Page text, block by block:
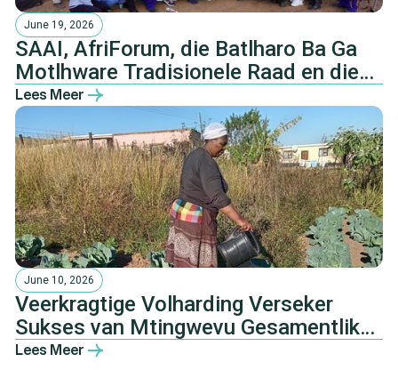
June 19, 2026
SAAI, AfriForum, die Batlharo Ba Ga
Motlhware Tradisionele Raad en die
NHTKL.
Lees Meer
June 10, 2026
Veerkragtige Volharding Verseker
Sukses van Mtingwevu Gesamentlike
Landbou-ontwikkelingsinisiatief
Lees Meer